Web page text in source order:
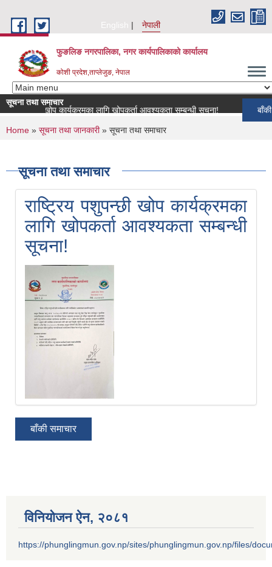
English
नेपाली
फुङलिङ नगरपालिका, नगर कार्यपालिकाको कार्यालय
कोशी प्रदेश,ताप्लेजुङ, नेपाल
सूचना तथा समाचार
खोप कार्यक्रमका लागि खोपकर्ता आवश्यकता सम्बन्धी सूचना!
बाँकी समाचार
You are here
Home » सूचना तथा जानकारी» सूचना तथा समाचार
सूचना तथा समाचार
राष्ट्रिय पशुपन्छी खोप कार्यक्रमका
लागि खोपकर्ता आवश्यकता सम्बन्धी
सूचना!
बाँकी समाचार
विनियोजन ऐन‚ २०८१
https://phunglingmun.gov.np/sites/phunglingmun.gov.np/files/